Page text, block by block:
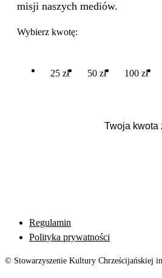
misji naszych mediów.
Wybierz kwotę:
25 zł 50 zł 100 zł
Regulamin
Polityka prywatności
© Stowarzyszenie Kultury Chrześcijańskiej